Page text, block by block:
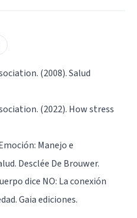
(2008). Salud
(2022). How stress
Manejo e
Desclée De Brouwer.
dice NO: La conexión
Gaia ediciones.